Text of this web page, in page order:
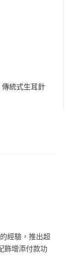
統式生耳針
經驗，推出超
飾增添付款功